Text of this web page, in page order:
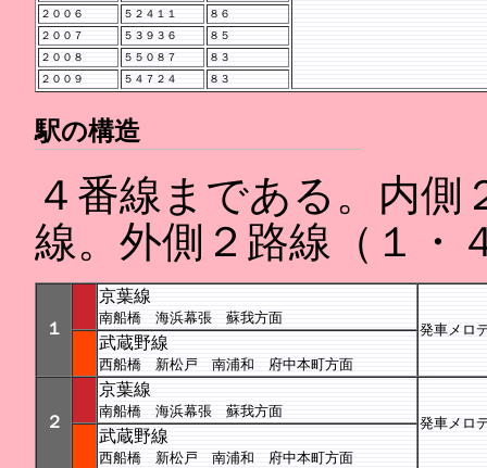
２００６
５２４１１
８６
２００７
５３９３６
８５
２００８
５５０８７
８３
２００９
５４７２４ ８３
駅の構造
４番線まである。内側
線。外側２路線（１・
１
京葉線
南船橋 海浜幕張 蘇我方面
発車メロ
武蔵野線
西船橋 新松戸 南浦和 府中本町方面
２
京葉線
南船橋 海浜幕張 蘇我方面
発車メロ
武蔵野線
西船橋 新松戸 南浦和 府中本町方面